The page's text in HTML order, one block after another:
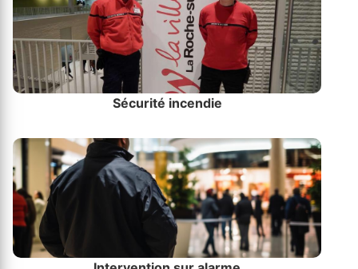
Sécurité incendie